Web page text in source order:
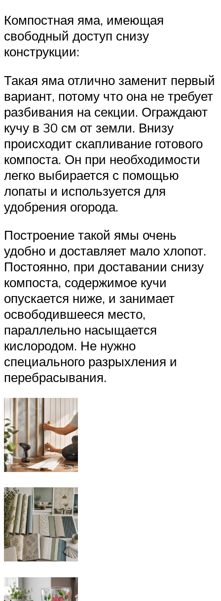
Компостная яма, имеющая
свободный доступ снизу
конструкции:
Такая яма отлично заменит первый
вариант, потому что она не требует
разбивания на секции. Ограждают
кучу в 30 см от земли. Внизу
происходит скапливание готового
компоста. Он при необходимости
легко выбирается с помощью
лопаты и используется для
удобрения огорода.
Построение такой ямы очень
удобно и доставляет мало хлопот.
Постоянно, при доставании снизу
компоста, содержимое кучи
опускается ниже, и занимает
освободившееся место,
параллельно насыщается
кислородом. Не нужно
специального разрыхления и
перебрасывания.